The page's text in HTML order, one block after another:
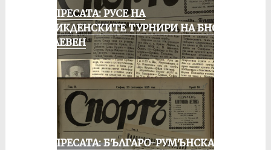
ОТ ПРЕСАТА: РУСЕ НА
ВЕЛИКДЕНСКИТЕ ТУРНИРИ НА БНСФ
В ПЛЕВЕН
ОТ ПРЕСАТА: БЪЛГАРО-РУМЪНСКА